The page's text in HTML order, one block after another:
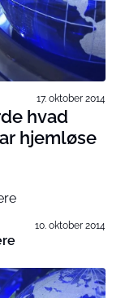
17. oktober 2014
hvad
hjemløse
10. oktober 2014